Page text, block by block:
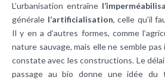
L’urbanisation entraîne
générale l’artificialisation, celle qu’il
Il y en a d’autres formes, comme
nature sauvage, mais elle ne semble
constate avec les constructions. Le
passage au bio donne une idée du